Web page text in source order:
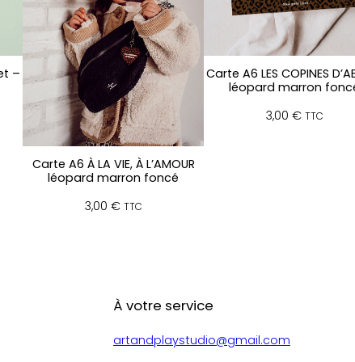
é
e
r
o
s
r
–
Carte A6 À LA VIE, À L’AMOUR
léopard marron foncé
3,00 € TTC
Carte A6 LES COPINES
léopard marron
3,00 € TTC
À votre service
artandplaystudio@gmail.com